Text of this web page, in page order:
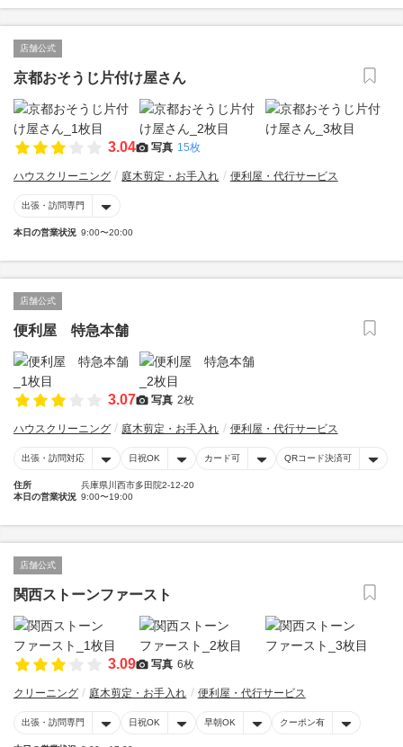
店舗公式
京都おそうじ片付け屋さん
3.04 写真 15枚
ハウスクリーニング 庭木剪定・お手入れ 便利屋・代行サービス
出張・訪問専門
本日の営業状況 9:00〜20:00
店舗公式
便利屋 特急本舗
3.07 写真 2枚
ハウスクリーニング 庭木剪定・お手入れ 便利屋・代行サービス
出張・訪問対応 日祝OK カード可 QRコード決済可
住所
兵庫県川西市多田院2-12-20
本日の営業状況 9:00〜19:00
店舗公式
関西ストーンファースト
3.09 写真 6枚
クリーニング 庭木剪定・お手入れ 便利屋・代行サービス
出張・訪問専門 日祝OK 早朝OK クーポン有